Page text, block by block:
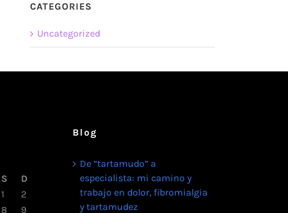
CATEGORIES
Uncategorized
S
D
1
2
8 9
Blog
De “tartamudo” a
especialista: mi camino y
trabajo en dolor, fibromialgia
y tartamudez